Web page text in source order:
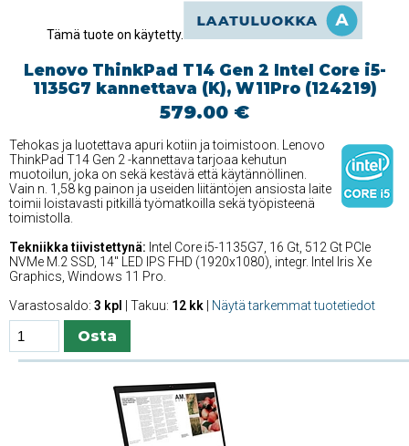
Tämä tuote on käytetty.
Lenovo ThinkPad T14 Gen 2 Intel Core i5-
1135G7 kannettava (K), W11Pro (124219)
579.00 €
Tehokas ja luotettava apuri kotiin ja toimistoon. Lenovo
ThinkPad T14 Gen 2 -kannettava tarjoaa kehutun
muotoilun, joka on sekä kestävä että käytännöllinen.
Vain n. 1,58 kg painon ja useiden liitäntöjen ansiosta laite
toimii loistavasti pitkillä työmatkoilla sekä työpisteenä
toimistolla.
Tekniikka tiivistettynä: Intel Core i5-1135G7, 16 Gt, 512 Gt PCIe
NVMe M.2 SSD, 14'' LED IPS FHD (1920x1080), integr. Intel Iris Xe
Graphics, Windows 11 Pro.
Varastosaldo: 3 kpl | Takuu: 12 kk Näytä tarkemmat tuotetiedot